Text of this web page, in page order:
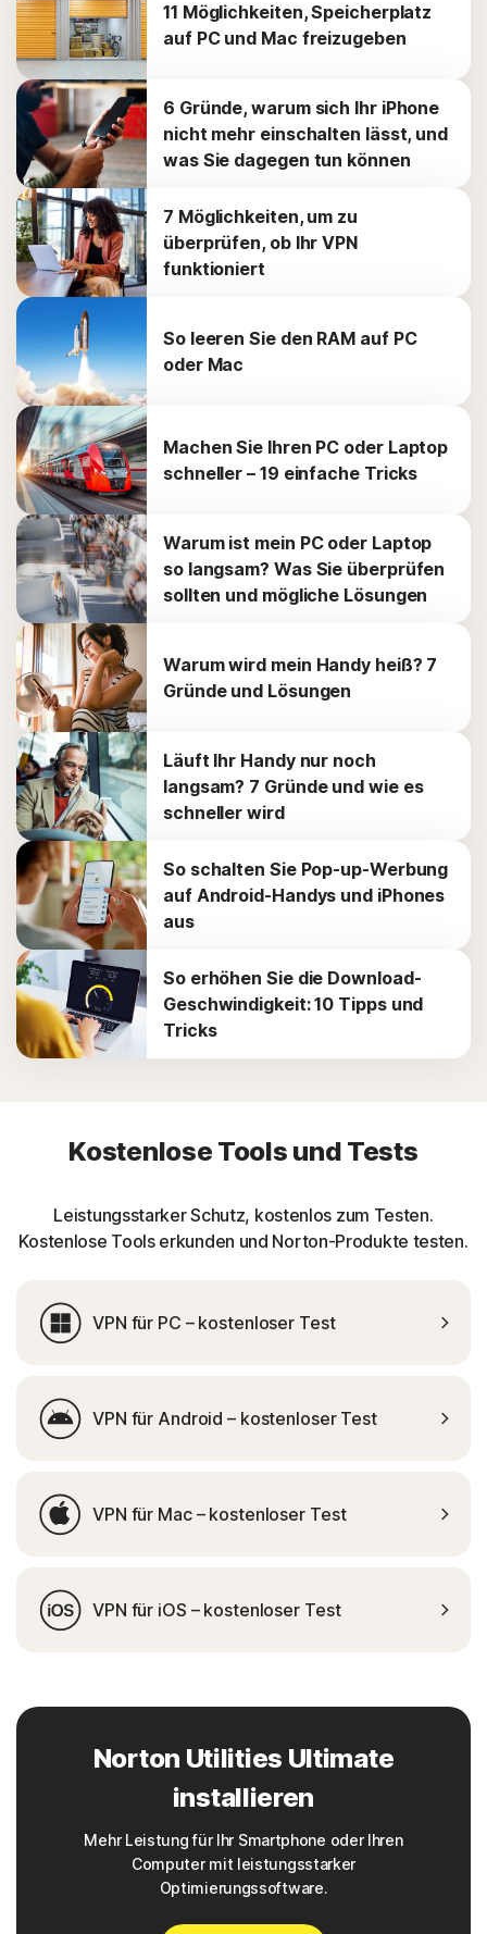
11 Möglichkeiten, Speicherplatz
auf PC und Mac freizugeben
6 Gründe, warum sich Ihr iPhone
nicht mehr einschalten lässt, und
was Sie dagegen tun können
7 Möglichkeiten, um zu
überprüfen, ob Ihr VPN
funktioniert
So leeren Sie den RAM auf PC
oder Mac
Machen Sie Ihren PC oder Laptop
schneller – 19 einfache Tricks
Warum ist mein PC oder Laptop
so langsam? Was Sie überprüfen
sollten und mögliche Lösungen
Warum wird mein Handy heiß? 7
Gründe und Lösungen
Läuft Ihr Handy nur noch
langsam? 7 Gründe und wie es
schneller wird
So schalten Sie Pop-up-Werbung
auf Android-Handys und iPhones
aus
So erhöhen Sie die Download-
Geschwindigkeit: 10 Tipps und
Tricks
Kostenlose Tools und Tests
Leistungsstarker Schutz, kostenlos zum Testen.
Kostenlose Tools erkunden und Norton-Produkte testen.
VPN für PC – kostenloser Test
VPN für Android – kostenloser Test
VPN für Mac – kostenloser Test
VPN für iOS – kostenloser Test
Norton Utilities Ultimate
installieren
Mehr Leistung für Ihr Smartphone oder Ihren
Computer mit leistungsstarker
Optimierungssoftware.